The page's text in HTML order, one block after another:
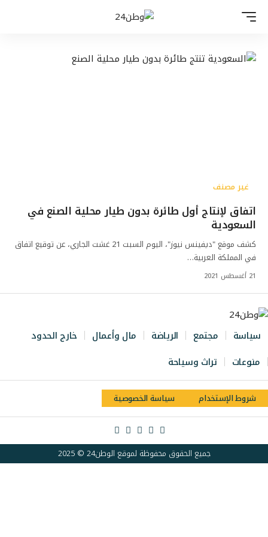
غير مصنف
اتفاق لإنتاج أول طائرة بدون طيار محلية الصنع في
السعودية
كشف موقع "ديفينس نيوز"، اليوم السبت 21 غشت الجاري، عن توقيع اتفاق
في المملكة العربية…
21 أغسطس 2021
سياسة مجتمع الرياضة مال وأعمال
خارج الحدود
منوعات
تراث وسياحة
شروط الإستخدام سياسة الخصوصية
جميع الحقوق محفوظة لموقع الوطن24 © 2025